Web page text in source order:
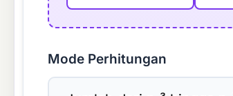
Mode Perhitungan